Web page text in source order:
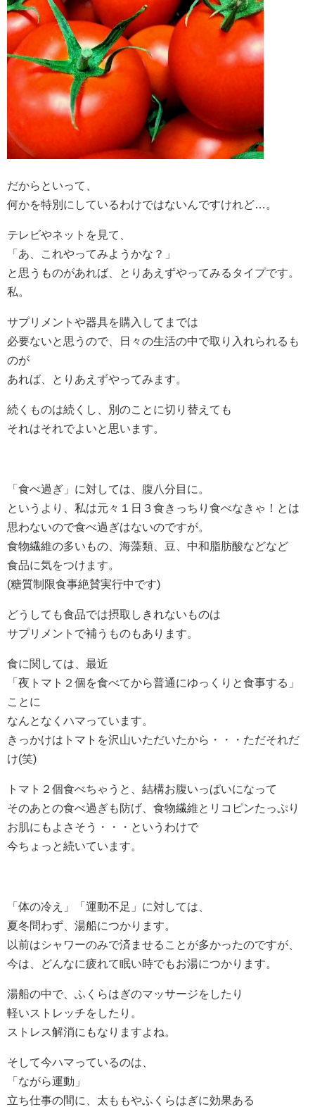
だからといって、
何かを特別にしているわけではないんですけれど…。
テレビやネットを見て、
「あ、これやってみようかな？」
と思うものがあれば、とりあえずやってみるタイプです。
私。
サプリメントや器具を購入してまでは
必要ないと思うので、日々の生活の中で取り入れられるも
のが
あれば、とりあえずやってみます。
続くものは続くし、別のことに切り替えても
それはそれでよいと思います。
「食べ過ぎ」に対しては、腹八分目に。
というより、私は元々１日３食きっちり食べなきゃ！とは
思わないので食べ過ぎはないのですが。
食物繊維の多いもの、海藻類、豆、中和脂肪酸などなど
食品に気をつけます。
(糖質制限食事絶賛実行中です)
どうしても食品では摂取しきれないものは
サプリメントで補うものもあります。
食に関しては、最近
「夜トマト２個を食べてから普通にゆっくりと食事する」
ことに
なんとなくハマっています。
きっかけはトマトを沢山いただいたから・・・ただそれだ
け(笑)
トマト２個食べちゃうと、結構お腹いっぱいになって
そのあとの食べ過ぎも防げ、食物繊維とリコピンたっぷり
お肌にもよさそう・・・というわけで
今ちょっと続いています。
「体の冷え」「運動不足」に対しては、
夏冬問わず、湯船につかります。
以前はシャワーのみで済ませることが多かったのですが、
今は、どんなに疲れて眠い時でもお湯につかります。
湯船の中で、ふくらはぎのマッサージをしたり
軽いストレッチをしたり。
ストレス解消にもなりますよね。
そして今ハマっているのは、
「ながら運動」
立ち仕事の間に、太ももやふくらはぎに効果ある